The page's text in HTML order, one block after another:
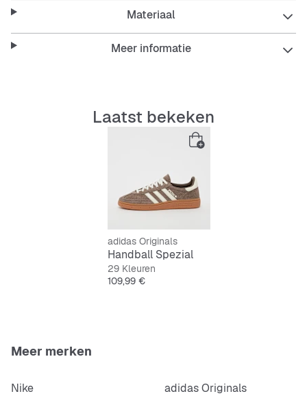
vorm een sportief-elegante uitstraling. Subtiele details
zoals het goudkleurige logo aan de zijkant verwijzen
naar de sportieve roots van het design. Combineer met
Bovenwerk van suède met leren details
Textielen voering
Materiaal
Meer informatie
Laatst bekeken
adidas Originals
Handball Spezial
29 Kleuren
Prijs
109,99 €
Meer merken
Nike
adidas Originals